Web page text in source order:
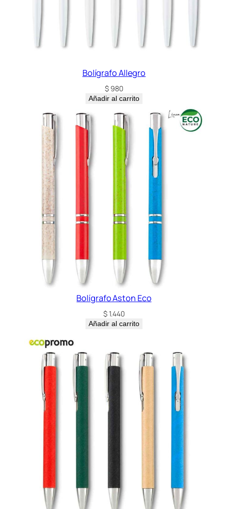
Bolígrafo Allegro
$ 980
Añadir al carrito
Bolígrafo Aston Eco
$1.440
Añadir al carrito